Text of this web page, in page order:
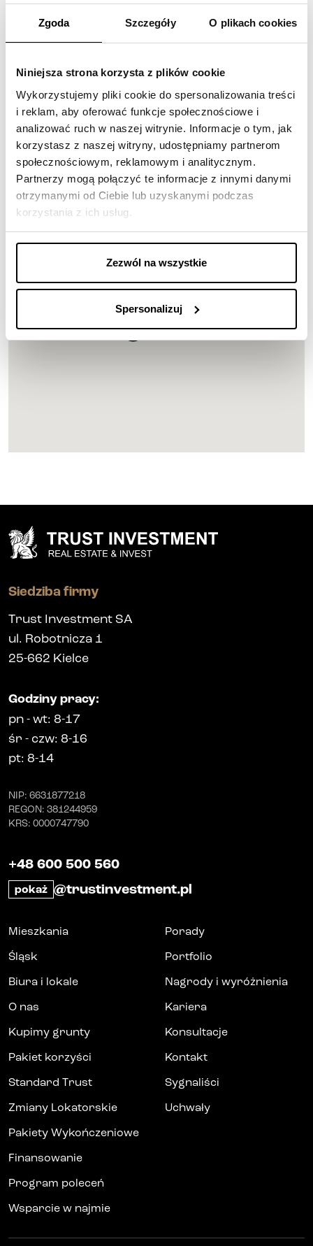
Zgoda Szczegóły O plikach cookies
Niniejsza strona korzysta z plików cookie
Wykorzystujemy pliki cookie do spersonalizowania treści
i reklam, aby oferować funkcje społecznościowe i
analizować ruch w naszej witrynie. Informacje o tym, jak
korzystasz z naszej witryny, udostępniamy partnerom
społecznościowym, reklamowym i analitycznym.
Partnerzy mogą połączyć te informacje z innymi danymi
otrzymanymi od Ciebie lub uzyskanymi podczas
korzystania z ich usług.
Zezwól na wszystkie
Spersonalizuj
radom@trustinvestment.pl
Parking Centrum Handlowego
M1
Al. Grzecznarowskiego 28
26-604 Radom
Godziny pracy:
pn-pt:10:00-18:00
Wyznacz trasę
Siedziba firmy
Trust Investment SA
ul. Robotnicza 1
25-662 Kielce
Godziny pracy:
pn-wt: 8-17
śr - czw: 8-16
pt: 8-14
NIP: 6631877218
REGON: 381244959
KRS: 0000747790
+48 600 500 560
pokaż @trustinvestment.pl
Mieszkania
Śląsk
Biura i lokale
O nas
Kupimy grunty
Pakiet korzyści
Standard Trust
Zmiany Lokatorskie
Pakiety Wykończeniowe
Finansowanie
Program poleceń
Wsparcie w najmie
Porady
Portfolio
Nagrody i wyróżnienia
Kariera
Konsultacje
Kontakt
Sygnaliści
Uchwały